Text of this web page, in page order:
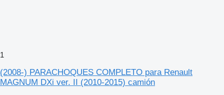
1
(2008-) PARACHOQUES COMPLETO para Renault
MAGNUM DXi ver. II (2010-2015) camión